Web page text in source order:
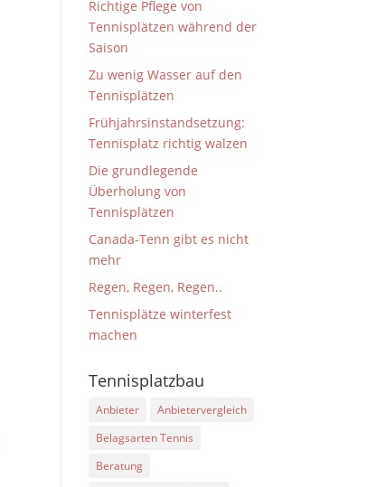
Richtige Pflege von
Tennisplätzen während der
Saison
Zu wenig Wasser auf den
Tennisplätzen
Frühjahrsinstandsetzung:
Tennisplatz richtig walzen
Die grundlegende
Überholung von
Tennisplätzen
Canada-Tenn gibt es nicht
mehr
Regen, Regen, Regen..
Tennisplätze winterfest
machen
Tennisplatzbau
Anbieter
Anbietervergleich
Belagsarten Tennis
Beratung